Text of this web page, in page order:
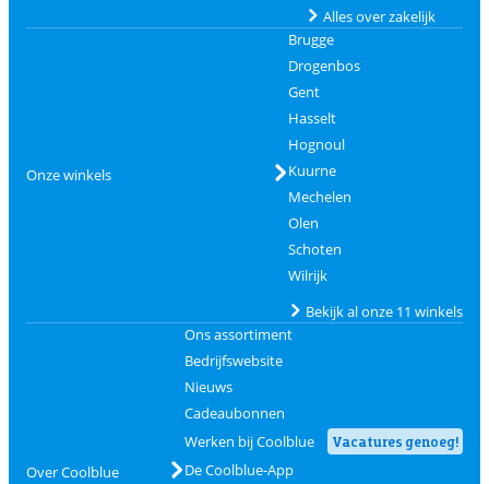
Alles over zakelijk
Onze winkels
Brugge
Drogenbos
Gent
Hasselt
Hognoul
Kuurne
Mechelen
Olen
Schoten
Wilrijk
Bekijk al onze 11 winkels
Over Coolblue
Ons assortiment
Bedrijfswebsite
Nieuws
Cadeaubonnen
Werken bij Coolblue
Vacatures genoeg!
De Coolblue-App